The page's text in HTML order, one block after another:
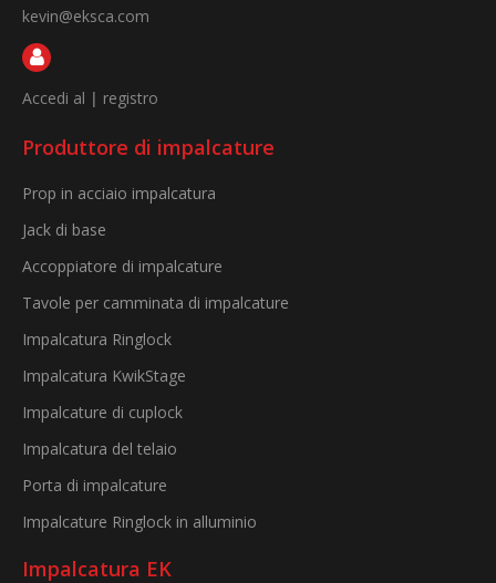
kevin@eksca.com
Accedi al | registro
Produttore di impalcature
Prop in acciaio impalcatura
Jack di base
Accoppiatore di impalcature
Tavole per camminata di impalcature
Impalcatura Ringlock
Impalcatura KwikStage
Impalcature di cuplock
Impalcatura del telaio
Porta di impalcature
Impalcature Ringlock in alluminio
Impalcatura EK